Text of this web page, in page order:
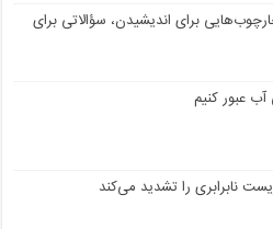
برای اندیشیدن، سؤالاتی برای
آب عبور کنیم
نابرابری را تشدید می‌کند